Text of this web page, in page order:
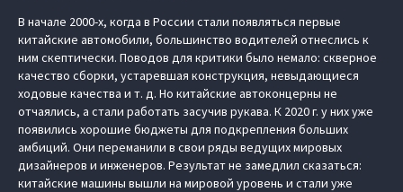
В начале 2000-х, когда в России стали появляться первые
китайские автомобили, большинство водителей отнеслись к
ним скептически. Поводов для критики было немало: скверное
качество сборки, устаревшая конструкция, невыдающиеся
ходовые качества и т. д. Но китайские автоконцерны не
отчаялись, а стали работать засучив рукава. К 2020 г. у них уже
появились хорошие бюджеты для подкрепления больших
амбиций. Они переманили в свои ряды ведущих мировых
дизайнеров и инженеров. Результат не замедлил сказаться:
китайские машины вышли на мировой уровень и стали уже